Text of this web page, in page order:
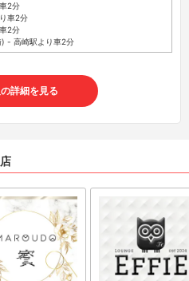
2分
車2分
2分
) - 高崎駅より車2分
詳細を見る